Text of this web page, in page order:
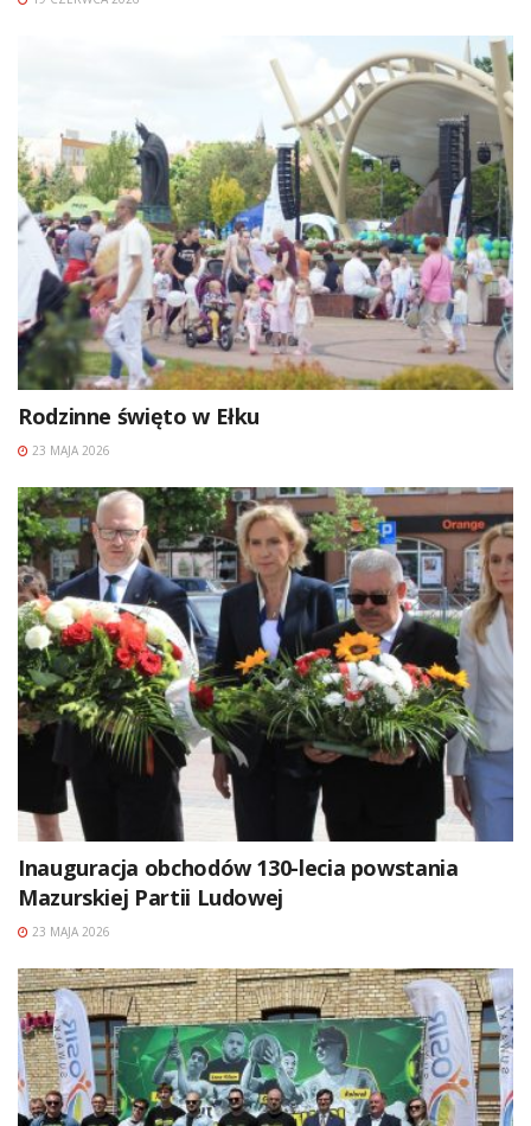
Rodzinne święto w Ełku
23 MAJA 2026
Inauguracja obchodów 130-lecia powstania
Mazurskiej Partii Ludowej
23 MAJA 2026